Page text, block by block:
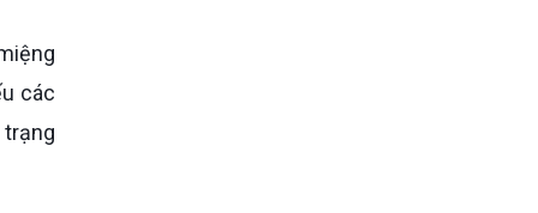
các
trạng